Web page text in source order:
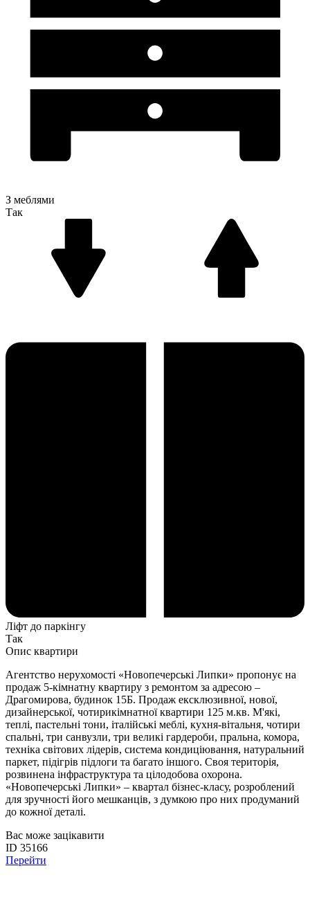
З меблями
Так
Ліфт до паркінгу
Так
Опис квартири
Агентство нерухомості «Новопечерські Липки» пропонує на
продаж 5-кімнатну квартиру з ремонтом за адресою –
Драгомирова, будинок 15Б. Продаж ексклюзивної, нової,
дизайнерської, чотирикімнатної квартири 125 м.кв. М'які,
теплі, пастельні тони, італійські меблі, кухня-вітальня, чотири
спальні, три санвузли, три великі гардероби, пральна, комора,
техніка світових лідерів, система кондиціювання, натуральний
паркет, підігрів підлоги та багато іншого. Своя територія,
розвинена інфраструктура та цілодобова охорона.
«Новопечерські Липки» – квартал бізнес-класу, розроблений
для зручності його мешканців, з думкою про них продуманий
до кожної деталі.
Вас може зацікавити
ID 35166
Перейти